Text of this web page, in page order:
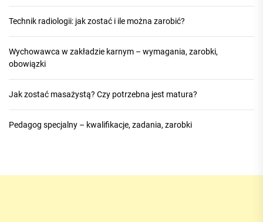
Technik radiologii: jak zostać i ile można zarobić?
Wychowawca w zakładzie karnym – wymagania, zarobki,
obowiązki
Jak zostać masażystą? Czy potrzebna jest matura?
Pedagog specjalny – kwalifikacje, zadania, zarobki